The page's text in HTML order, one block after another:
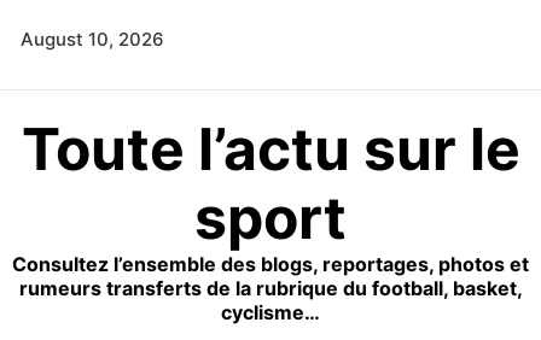
August 10, 2026
Toute l’actu sur le
sport
Consultez l’ensemble des blogs, reportages, photos et
rumeurs transferts de la rubrique du football, basket,
cyclisme…